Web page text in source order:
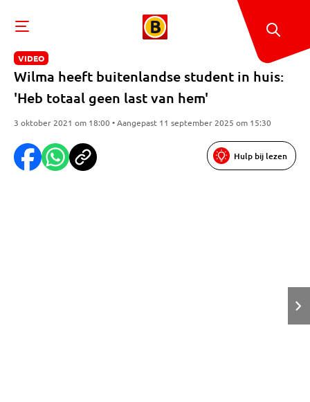
VIDEO
Wilma heeft buitenlandse student in huis:
'Heb totaal geen last van hem'
3 oktober 2021 om 18:00 • Aangepast 11 september 2025 om 15:30
Hulp bij lezen